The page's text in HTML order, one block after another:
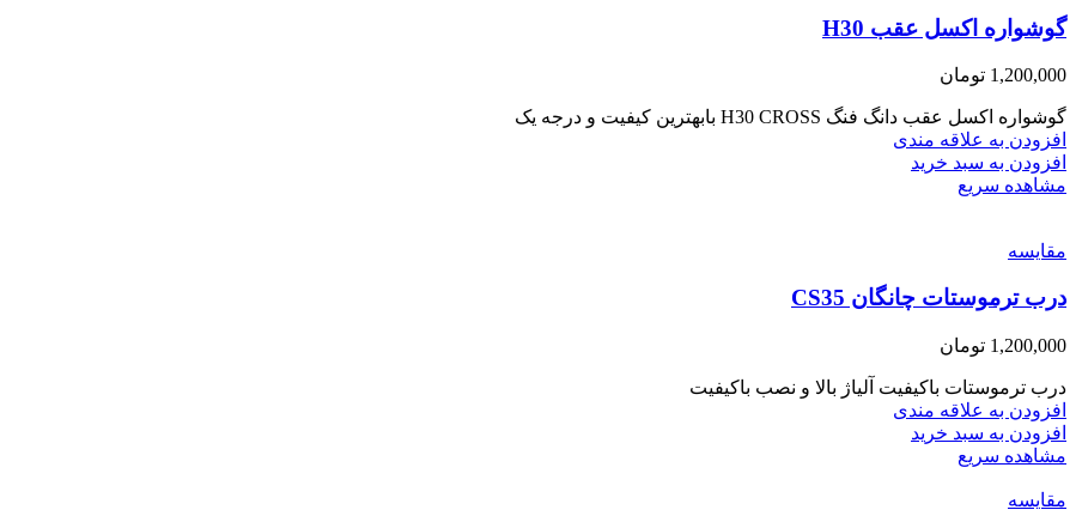
گوشواره اکسل عقب H30
1,200,000 تومان
گوشواره اکسل عقب دانگ فنگ H30 CROSS بابهترین کیفیت و درجه یک
افزودن به علاقه مندی
افزودن به سبد خرید
مشاهده سریع
مقایسه
درب ترموستات چانگان CS35
1,200,000 تومان
درب ترموستات باکیفیت آلیاژ بالا و نصب باکیفیت
افزودن به علاقه مندی
افزودن به سبد خرید
مشاهده سریع
مقایسه